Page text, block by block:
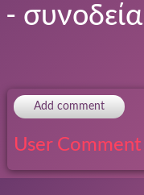
- συνοδεία
Add comment
User Comment